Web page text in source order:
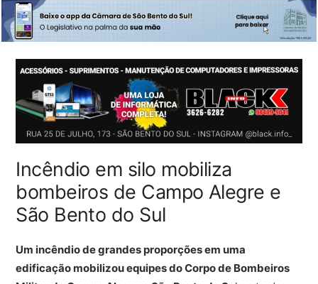
Incêndio em silo mobiliza
bombeiros de Campo Alegre e
São Bento do Sul
Um incêndio de grandes proporções em uma
edificação mobilizou equipes do Corpo de Bombeiros